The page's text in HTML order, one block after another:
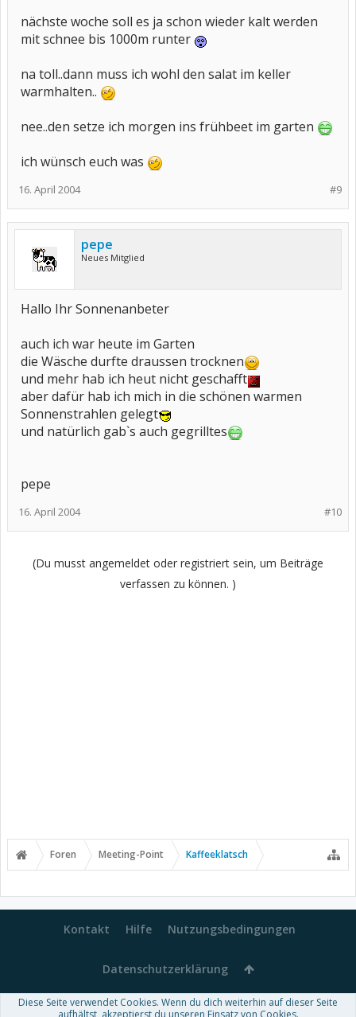
nächste woche soll es ja schon wieder kalt werden
mit schnee bis 1000m runter
na toll..dann muss ich wohl den salat im keller
warmhalten..
nee..den setze ich morgen ins frühbeet im garten
ich wünsch euch was
#9
16. April 2004
pepe
Neues Mitglied
Hallo Ihr Sonnenanbeter
auch ich war heute im Garten
die Wäsche durfte draussen trocknen
und mehr hab ich heut nicht geschafft
aber dafür hab ich mich in die schönen warmen
Sonnenstrahlen gelegt
und natürlich gab`s auch gegrilltes
pepe
#10
16. April 2004
(Du musst angemeldet oder registriert sein, um Beiträge
verfassen zu können. )
Foren Meeting-Point Kaffeeklatsch
Kontakt Hilfe Nutzungsbedingungen
Datenschutzerklärung
Diese Seite verwendet Cookies. Wenn du dich weiterhin auf dieser Seite
aufhältst, akzeptierst du unseren Einsatz von Cookies.